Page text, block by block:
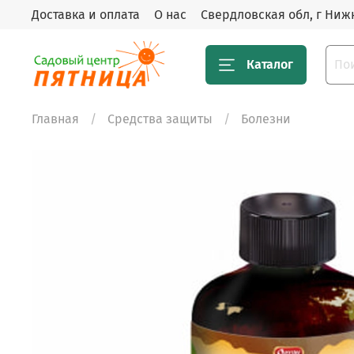
Доставка и оплата О нас Свердловская обл, г
Каталог
Главная Средства защиты Болезни